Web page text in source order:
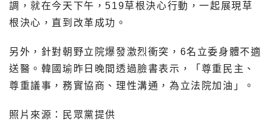
調，就在今天下午，519草根決心行動，一起展現草
根決心，直到改革成功。
另外，針對朝野立院爆發激烈衝突，6名立委身體不適
送醫。韓國瑜昨日晚間透過臉書表示，「尊重民主、
尊重議事，務實協商、理性溝通，為立法院加油」。
照片來源：民眾黨提供